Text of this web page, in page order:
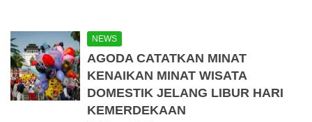
NEWS
AGODA CATATKAN MINAT
KENAIKAN MINAT WISATA
DOMESTIK JELANG LIBUR HARI
KEMERDEKAAN